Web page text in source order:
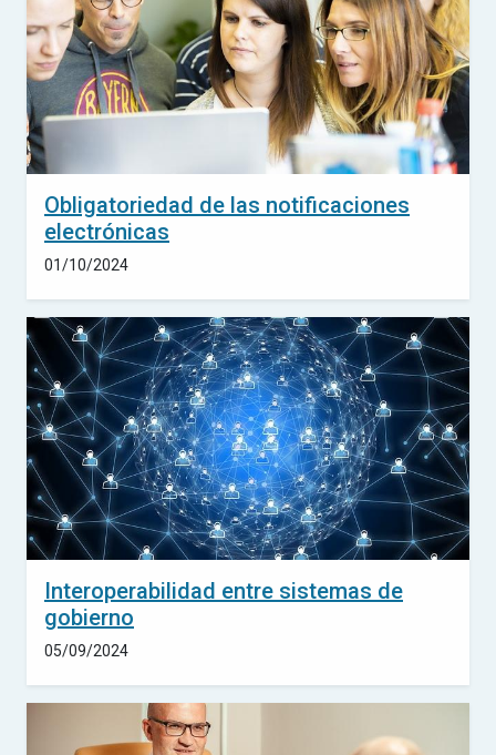
Obligatoriedad de las notificaciones
electrónicas
01/10/2024
Interoperabilidad entre sistemas de
gobierno
05/09/2024